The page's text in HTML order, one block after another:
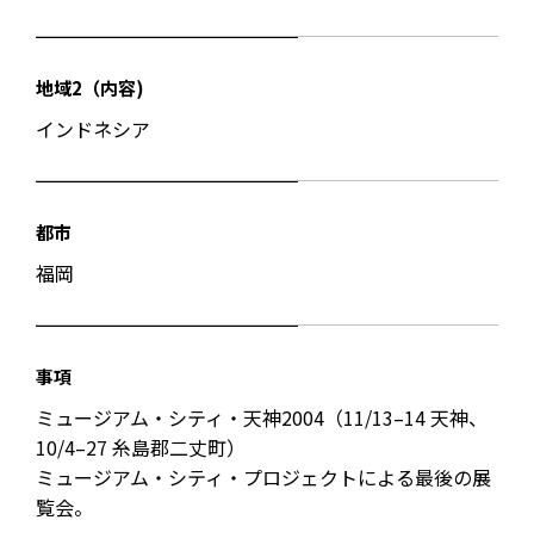
地域2（内容)
インドネシア
都市
福岡
事項
ミュージアム・シティ・天神2004（11/13–14 天神、
10/4–27 糸島郡二丈町）
ミュージアム・シティ・プロジェクトによる最後の展
覧会。